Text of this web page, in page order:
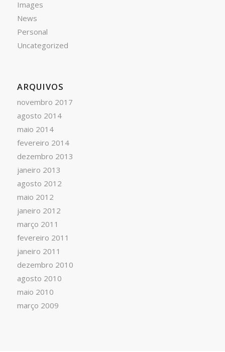
Images
News
Personal
Uncategorized
ARQUIVOS
novembro 2017
agosto 2014
maio 2014
fevereiro 2014
dezembro 2013
janeiro 2013
agosto 2012
maio 2012
janeiro 2012
março 2011
fevereiro 2011
janeiro 2011
dezembro 2010
agosto 2010
maio 2010
março 2009